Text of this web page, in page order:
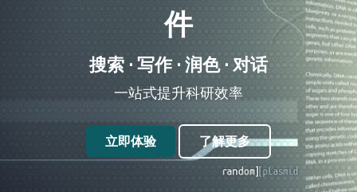
件
搜索 · 写作 · 润色 · 对话
一站式提升科研效率
立即体验 了解更多